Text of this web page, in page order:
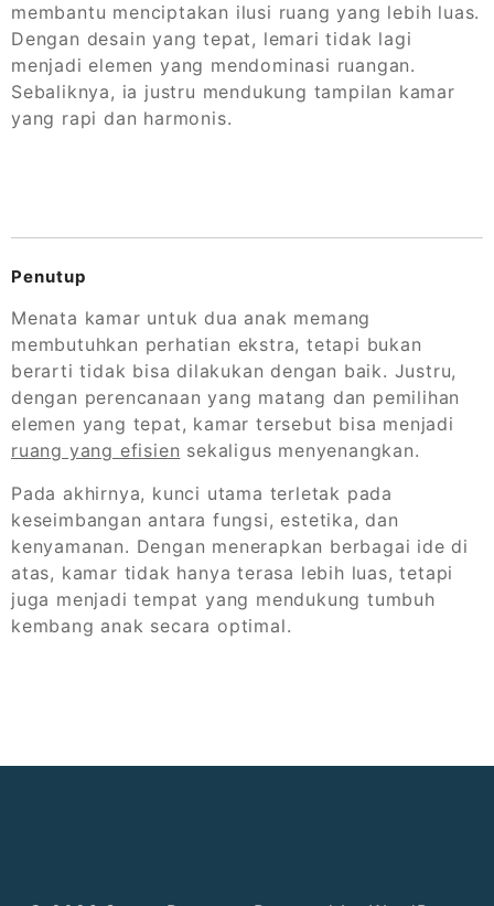
membantu menciptakan ilusi ruang yang lebih luas.
Dengan desain yang tepat, lemari tidak lagi
menjadi elemen yang mendominasi ruangan.
Sebaliknya, ia justru mendukung tampilan kamar
yang rapi dan harmonis.
Penutup
Menata kamar untuk dua anak memang
membutuhkan perhatian ekstra, tetapi bukan
berarti tidak bisa dilakukan dengan baik. Justru,
dengan perencanaan yang matang dan pemilihan
elemen yang tepat, kamar tersebut bisa menjadi
ruang yang efisien sekaligus menyenangkan.
Pada akhirnya, kunci utama terletak pada
keseimbangan antara fungsi, estetika, dan
kenyamanan. Dengan menerapkan berbagai ide di
atas, kamar tidak hanya terasa lebih luas, tetapi
juga menjadi tempat yang mendukung tumbuh
kembang anak secara optimal.